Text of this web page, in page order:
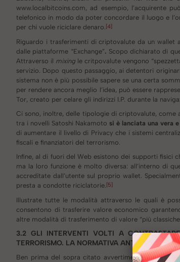
www.localbitcoins.com, ad esempio, l’acquirente
telefonico in modo da poter concordare il luogo e
per chi vuole riciclare denaro. [4]
Riguardo i trasferimenti di criptovalute da un wallet
dalle piattaforme “Exchange”. Scopo dichiarato di
Attraverso il mixing le critpovalute vengono
servizio Dopo questo passaggio, ai detentori
sistema non è più possibile sapere se una certa
per rendere ancora meglio l’idea, può essere
Tor, creato per celare gli indirizzi I.P. durante la
Ci sono, inoltre, delle tipologie di criptovalute,
tra i novelli Satoshi Nakamoto si è lanciata una vera
di aumentare il livello di Privacy che i sistemi
fiscali e finanziatori del terrorismo.
Infine, al di fuori del Web esistono dei supporti fisici
ma la loro funzione è molto diversa: all’interno di
accreditate dall’utente sul proprio wallet.
presta a condotte riciclatorie. [5]
Illustrate tutte le modalità attraverso le quali è
consentono di trasferire valore economico
altre modalità di trasferimento di valore “più
3.2 GLI INTERVENTI VOLTI A
TERRORISMO. LA NORMATIVA
Ben prima del sopra citato avvertimento del FATF